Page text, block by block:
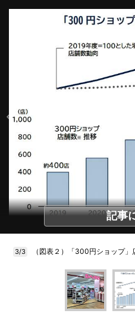
記事
3/3 （図表２）「300円ショップ」